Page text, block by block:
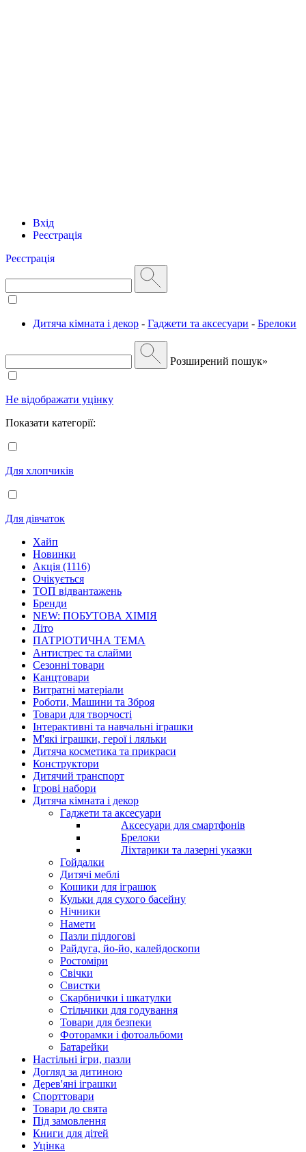
Вхід
Реєстрація
Реєстрація
Дитяча кімната і декор - Гаджети та аксесуари - Брелоки
Розширений пошук»
Не відображати уцінку
Показати категорії:
Для хлопчиків
Для дівчаток
Хайп
Новинки
Акція (1116)
Очікується
ТОП відвантажень
Бренди
NEW: ПОБУТОВА ХІМІЯ
Літо
ПАТРІОТИЧНА ТЕМА
Антистрес та слайми
Сезонні товари
Канцтовари
Витратні матеріали
Роботи, Машини та Зброя
Товари для творчості
Інтерактивні та навчальні іграшки
М'які іграшки, герої і ляльки
Дитяча косметика та прикраси
Конструктори
Дитячий транспорт
Ігрові набори
Дитяча кімната і декор
Гаджети та аксесуари
Аксесуари для смартфонів
Брелоки
Ліхтарики та лазерні указки
Гойдалки
Дитячі меблі
Кошики для іграшок
Кульки для сухого басейну
Нічники
Намети
Пазли підлогові
Райдуга, йо-йо, калейдоскопи
Ростоміри
Свічки
Свистки
Скарбнички і шкатулки
Стільчики для годування
Товари для безпеки
Фоторамки і фотоальбоми
Батарейки
Настільні ігри, пазли
Догляд за дитиною
Дерев'яні іграшки
Спорттовари
Товари до свята
Під замовлення
Книги для дітей
Уцінка